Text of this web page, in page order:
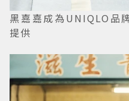
黑嘉嘉成為UNIQLO品
提供